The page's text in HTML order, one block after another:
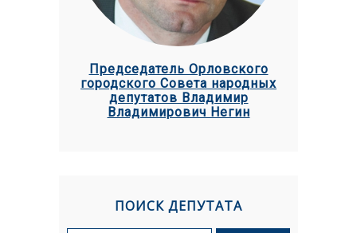
Председатель Орловского
городского Совета народных
депутатов Владимир
Владимирович Негин
ПОИСК ДЕПУТАТА